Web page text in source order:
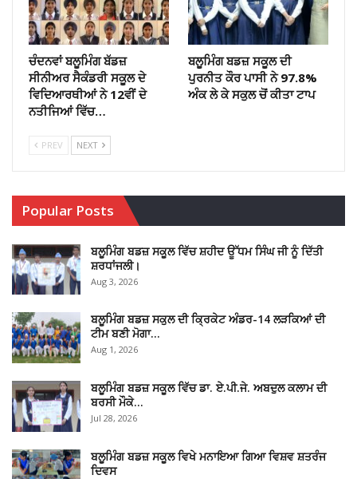
ਚੰਦਨਵਾਂ ਬਲੂਮਿੰਗ ਬੱਡਜ਼
ਸੀਨੀਅਰ ਸੈਕੰਡਰੀ ਸਕੂਲ ਦੇ
ਵਿਦਿਆਰਥੀਆਂ ਨੇ 12ਵੀਂ ਦੇ
ਨਤੀਜਿਆਂ ਵਿੱਚ…
ਬਲੂਮਿੰਗ ਬਡਜ਼ ਸਕੂਲ ਦੀ
ਪੁਰਨੀਤ ਕੌਰ ਪਾਸੀ ਨੇ 97.8%
ਅੰਕ ਲੇ ਕੇ ਸਕੁਲ ਚੋਂ ਕੀਤਾ ਟਾਪ
PREV NEXT
Popular Posts
ਬਲੂਮਿੰਗ ਬਡਜ਼ ਸਕੂਲ ਵਿੱਚ ਸ਼ਹੀਦ ਊੱਧਮ ਸਿੰਘ ਜੀ ਨੂੰ ਦਿੱਤੀ
ਸ਼ਰਧਾਂਜਲੀ।
Aug 3, 2026
ਬਲੂਮਿੰਗ ਬਡਜ਼ ਸਕੁਲ ਦੀ ਕ੍ਰਿਕੇਟ ਅੰਡਰ-14 ਲੜਕਿਆਂ ਦੀ
ਟੀਮ ਬਣੀ ਮੋਗਾ…
Aug 1, 2026
ਬਲੂਮਿੰਗ ਬਡਜ਼ ਸਕੂਲ ਵਿੱਚ ਡਾ. ਏ.ਪੀ.ਜੇ. ਅਬਦੁਲ ਕਲਾਮ ਦੀ
ਬਰਸੀ ਮੌਕੇ…
Jul 28, 2026
ਬਲੂਮਿੰਗ ਬਡਜ਼ ਸਕੂਲ ਵਿਖੇ ਮਨਾਇਆ ਗਿਆ ਵਿਸ਼ਵ ਸ਼ਤਰੰਜ
ਦਿਵਸ